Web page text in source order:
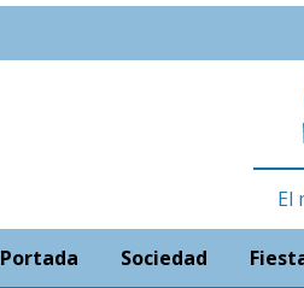
El
Portada Sociedad